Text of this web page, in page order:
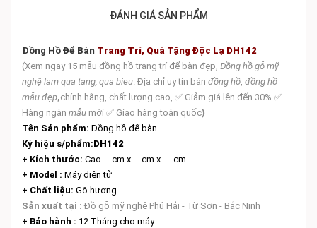
ĐÁNH GIÁ SẢN PHẨM
Đồng Hồ Để Bàn Trang Trí, Quà Tặng Độc Lạ DH142
(Xem ngay 15 mẫu đồng hồ trang trí để bàn đẹp, Đồng hồ gỗ mỹ
nghệ lam qua tang, qua bieu. Địa chỉ uy tín bán đồng hồ, đồng hồ
mẫu đẹp,chính hãng, chất lượng cao, ✅ Giảm giá lên đến 30% ✅
Hàng ngàn mẫu mới ✅ Giao hàng toàn quốc)
Tên Sản phẩm: Đồng hồ để bàn
Ký hiệu s/phẩm:DH142
+ Kích thước: Cao ---cm x ---cm x --- cm
+ Model : Máy điện tử
+ Chất liệu: Gỗ hương
Sản xuất tại : Đồ gỗ mỹ nghệ Phú Hải - Từ Sơn - Bắc Ninh
+ Bảo hành : 12 Tháng cho máy